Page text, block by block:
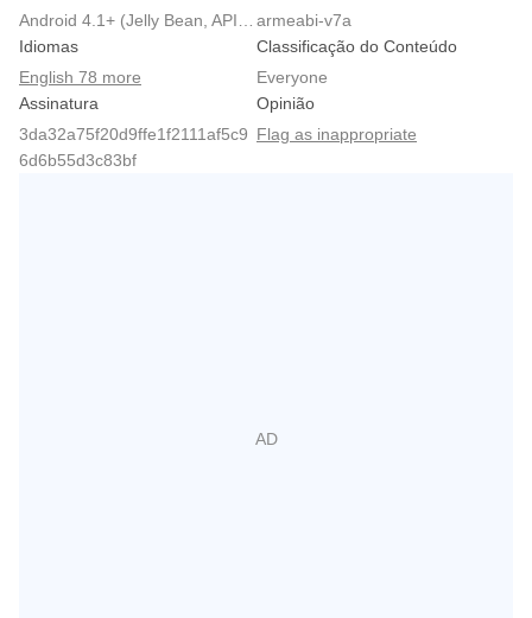
armeabi-v7a
Idiomas
English 78 more
Classificação do Conteúdo
Everyone
Assinatura
3da32a75f20d9ffe1f2111af5c9
6d6b55d3c83bf
Opinião
Flag as inappropriate